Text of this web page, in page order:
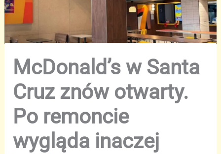
McDonald’s w Santa
Cruz znów otwarty.
Po remoncie
wygląda inaczej